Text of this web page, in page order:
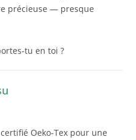
précieuse — presque
tu en toi ?
Oeko-Tex pour une